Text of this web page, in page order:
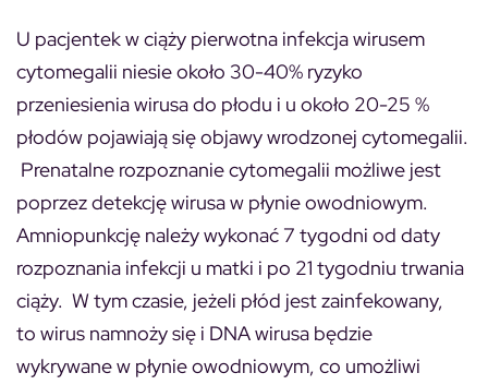
U pacjentek w ciąży pierwotna infekcja wirusem
cytomegalii niesie około 30-40% ryzyko
przeniesienia wirusa do płodu i u około 20-25 %
płodów pojawiają się objawy wrodzonej cytomegalii.
Prenatalne rozpoznanie cytomegalii możliwe jest
poprzez detekcję wirusa w płynie owodniowym.
Amniopunkcję należy wykonać 7 tygodni od daty
rozpoznania infekcji u matki i po 21 tygodniu trwania
ciąży. W tym czasie, jeżeli płód jest zainfekowany,
to wirus namnoży się i DNA wirusa będzie
wykrywane w płynie owodniowym, co umożliwi